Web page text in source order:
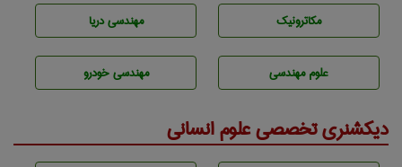
مکاترونیک مهندسی دریا
علوم مهندسی مهندسی خودرو
دیکشنری تخصصی علوم انسانی